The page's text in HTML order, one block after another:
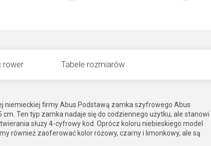
rower Tabele rozmiarów
niemieckiej firmy Abus Podstawą zamka szyfrowego Abus
Ten typ zamka nadaje się do codziennego użytku, ale stanowi
służy 4-cyfrowy kod. Oprócz koloru niebieskiego model
również zaoferować kolor różowy, czarny i limonkowy, ale są